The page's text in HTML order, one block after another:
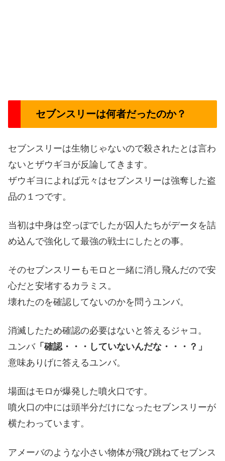
セブンスリーは何者だったのか？
セブンスリーは生物じゃないので殺されたとは言わ
ないとザウギヨが反論してきます。
ザウギヨによれば元々はセブンスリーは強奪した盗
品の１つです。
当初は中身は空っぽでしたが囚人たちがデータを詰
め込んで強化して最強の戦士にしたとの事。
そのセブンスリーもモロと一緒に消し飛んだので安
心だと安堵するカラミス。
壊れたのを確認してないのかを問うユンバ。
消滅したため確認の必要はないと答えるジャコ。
ユンバ「確認・・・していないんだな・・・？」
意味ありげに答えるユンバ。
場面はモロが爆発した噴火口です。
噴火口の中には頭半分だけになったセブンスリーが
横たわっています。
アメーバのような小さい物体が飛び跳ねてセブンス